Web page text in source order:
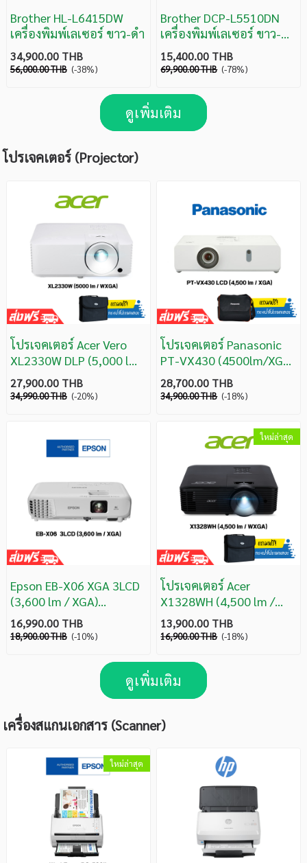
Brother HL-L6415DW
เครื่องพิมพ์เลเซอร์ ขาว-ดำ
34,900.00 THB
56,000.00 THB (-38%)
Brother DCP-L5510DN
เครื่องพิมพ์เลเซอร์ ขาว-
ดำ(พิมพ์,สแกน,ถ่าย
เอกสาร)
15,400.00 THB
69,900.00 THB (-78%)
ดูเพิ่มเติม
โปรเจคเตอร์ (Projector)
โปรเจคเตอร์ Acer Vero
XL2330W DLP (5,000 lm/
WXGA) รับประกันศูนย์ 3 ปี
27,900.00 THB
34,990.00 THB (-20%)
โปรเจคเตอร์ Panasonic
PT-VX430 (4500lm/XGA)
LCD Projector
28,700.00 THB
34,900.00 THB (-18%)
Epson EB-X06 XGA 3LCD
(3,600 lm / XGA)
Projector
16,990.00 THB
18,900.00 THB (-10%)
ใหม่ล่าสุด
โปรเจคเตอร์ Acer
X1328WH (4,500 lm /
WXGA) DLP Projector
ประกันศูนย์ 3 ปี
13,900.00 THB
16,900.00 THB (-18%)
ดูเพิ่มเติม
เครื่องสแกนเอกสาร (Scanner)
ใหม่ล่าสุด